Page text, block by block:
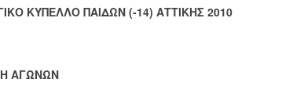
ΚΥΠΕΛΛΟ ΠΑΙΔΩΝ (-14) ΑΤΤΙΚΗΣ 2010
ΑΓΩΝΩΝ